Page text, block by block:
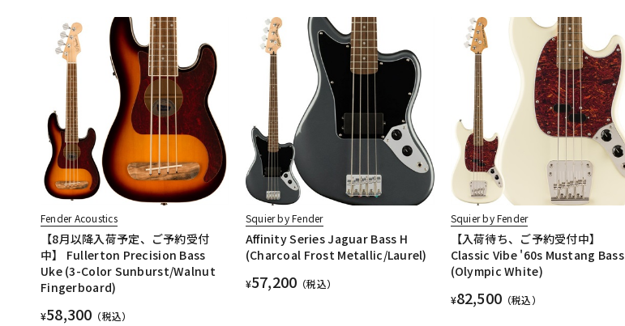
Fender Acoustics
【8月以降入荷予定、ご予約受付
中】 Fullerton Precision Bass
Uke (3-Color Sunburst/Walnut
Fingerboard)
¥58,300 （税込）
Squier by Fender
Affinity Series Jaguar Bass H
(Charcoal Frost Metallic/Laurel)
¥57,200 （税込）
Squier by Fender
【入荷待ち、ご予約受付中】
Classic Vibe '60s Mustang Bass
(Olympic White)
¥82,500 （税込）